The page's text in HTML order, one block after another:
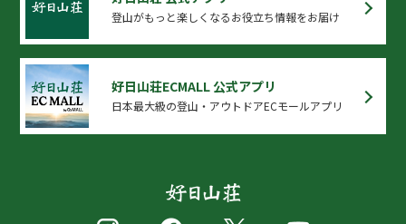
登山がもっと楽しくなるお役立ち情報をお届け
好日山荘ECMALL 公式アプリ
日本最大級の登山・アウトドアECモールアプリ